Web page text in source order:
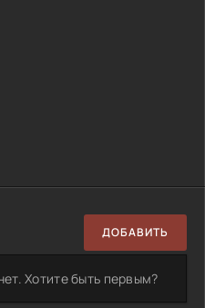
ДОБАВИТЬ
Хотите быть первым?